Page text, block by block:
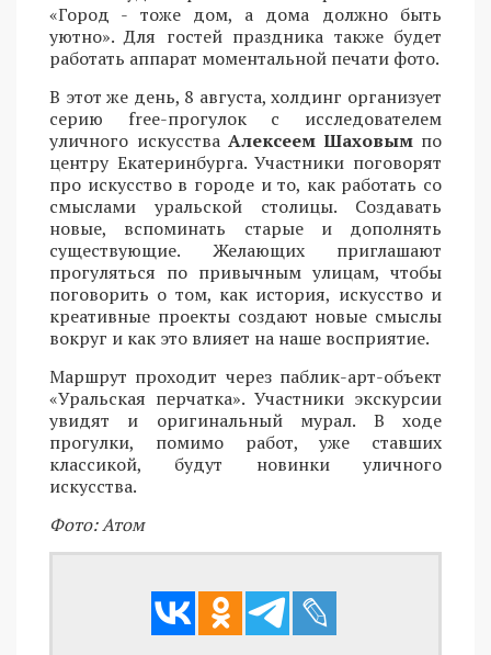
«Город - тоже дом, а дома должно быть
уютно». Для гостей праздника также будет
работать аппарат моментальной печати фото.
В этот же день, 8 августа, холдинг организует
серию free-прогулок с исследователем
уличного искусства Алексеем Шаховым по
центру Екатеринбурга. Участники поговорят
про искусство в городе и то, как работать со
смыслами уральской столицы. Создавать
новые, вспоминать старые и дополнять
существующие. Желающих приглашают
прогуляться по привычным улицам, чтобы
поговорить о том, как история, искусство и
креативные проекты создают новые смыслы
вокруг и как это влияет на наше восприятие.
Маршрут проходит через паблик-арт-объект
«Уральская перчатка». Участники экскурсии
увидят и оригинальный мурал. В ходе
прогулки, помимо работ, уже ставших
классикой, будут новинки уличного
искусства.
Фото: Атом